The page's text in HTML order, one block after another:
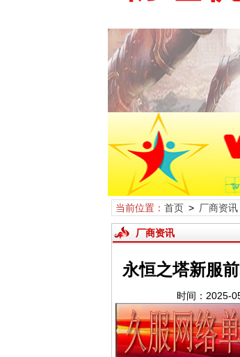
当前位置： 首页 > 厂商资讯
厂商资讯
永恒之塔新服
时间：2025-